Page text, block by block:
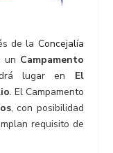
de la Concejalía
un Campamento
lugar en El
. El Campamento
, con posibilidad
requisito de